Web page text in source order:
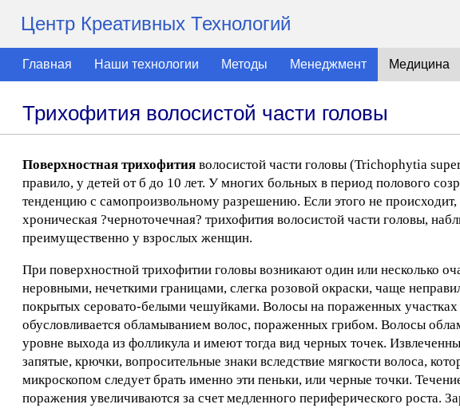
Центр Креативных Технологий
Главная Наши технологии Методы Менеджмент Медицина
Трихофития волосистой части головы
Поверхностная трихофития волосистой части головы (Trichophytia
правило, у детей от б до 10 лет. У многих больных в период полового
тенденцию с самопроизвольному разрешению. Если этого не происходит,
хроническая ?черноточечная? трихофития волосистой части головы,
преимущественно у взрослых женщин.
При поверхностной трихофитии головы возникают один или несколько
неровными, нечеткими границами, слегка розовой окраски, чаще
покрытых серовато-белыми чешуйками. Волосы на пораженных
обусловливается обламыванием волос, пораженных грибом. Волосы
уровне выхода из фолликула и имеют тогда вид черных точек.
запятые, крючки, вопросительные знаки вследствие мягкости волоса,
микроскопом следует брать именно эти пеньки, или черные точки.
поражения увеличиваются за счет медленного периферического